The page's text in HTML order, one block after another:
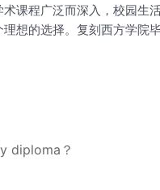
课程广泛而深入，校园
想的选择。复刻西方学院
diploma？